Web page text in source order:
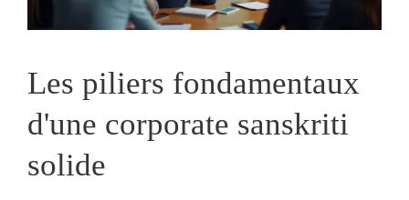
Les piliers fondamentaux
d'une corporate sanskriti
solide